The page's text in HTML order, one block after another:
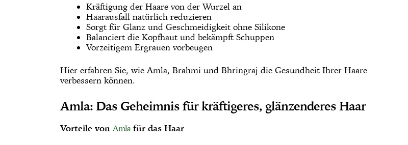
Kräftigung der Haare von der Wurzel an
Haarausfall natürlich reduzieren
Sorgt für Glanz und Geschmeidigkeit ohne Silikone
Balanciert die Kopfhaut und bekämpft Schuppen
Vorzeitigem Ergrauen vorbeugen
Hier erfahren Sie, wie Amla, Brahmi und Bhringraj die Gesundheit Ihrer Haare
verbessern können.
Amla: Das Geheimnis für kräftigeres, glänzenderes Haar
Vorteile von Amla für das Haar